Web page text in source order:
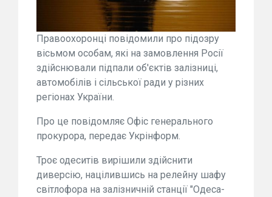
Правоохоронці повідомили про підозру
вісьмом особам, які на замовлення Росії
здійснювали підпали об'єктів залізниці,
автомобілів і сільської ради у різних
регіонах України.
Про це повідомляє Офіс генерального
прокурора, передає Укрінформ.
Троє одеситів вирішили здійснити
диверсію, націлившись на релейну шафу
світлофора на залізничній станції "Одеса-